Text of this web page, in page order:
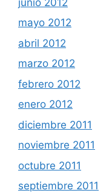
mayo 2012
abril 2012
marzo 2012
febrero 2012
enero 2012
diciembre 2011
noviembre 2011
octubre 2011
septiembre 2011